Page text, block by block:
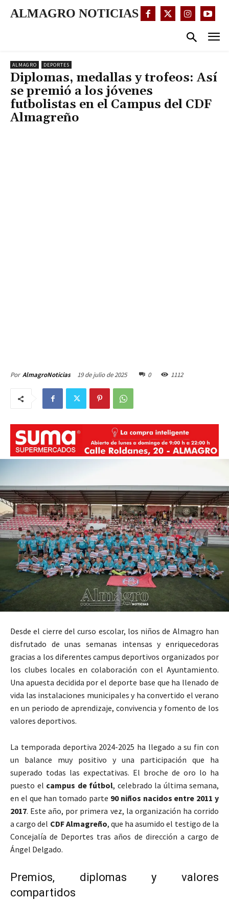
ALMAGRO NOTICIAS
ALMAGRO DEPORTES
Diplomas, medallas y trofeos: Así
se premió a los jóvenes
futbolistas en el Campus del CDF
Almagreño
Por AlmagroNoticias 19 de julio de 2025 0 1112
Desde el cierre del curso escolar, los niños de Almagro han
disfrutado de unas semanas intensas y enriquecedoras
gracias a los diferentes campus deportivos organizados por
los clubes locales en colaboración con el Ayuntamiento.
Una apuesta decidida por el deporte base que ha llenado de
vida las instalaciones municipales y ha convertido el verano
en un periodo de aprendizaje, convivencia y fomento de los
valores deportivos.
La temporada deportiva 2024-2025 ha llegado a su fin con
un balance muy positivo y una participación que ha
superado todas las expectativas. El broche de oro lo ha
puesto el campus de fútbol, celebrado la última semana,
en el que han tomado parte 90 niños nacidos entre 2011 y
2017. Este año, por primera vez, la organización ha corrido
a cargo del CDF Almagreño, que ha asumido el testigo de la
Concejalía de Deportes tras años de dirección a cargo de
Ángel Delgado.
Premios, diplomas y valores
compartidos